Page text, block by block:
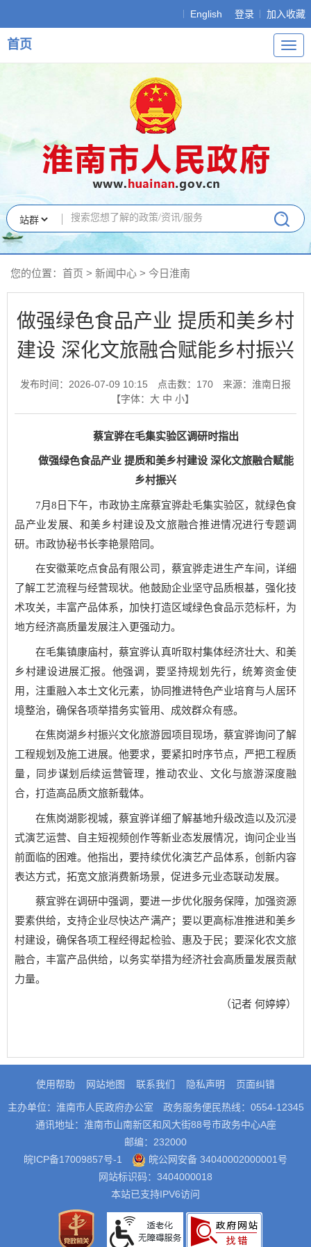
English 登录 加入收藏
导
航
首页
您的位置： 首页 > 新闻中心 > 今日淮南
做强绿色食品产业 提质和美乡村
建设 深化文旅融合赋能乡村振兴
发布时间：2026-07-09 10:15 点击数： 170
来源：淮南日报
【字体： 大 中 小】
蔡宜骅在毛集实验区调研时指出
做强绿色食品产业 提质和美乡村建设 深化文旅融合赋能
乡村振兴
7月8日下午，市政协主席蔡宜骅赴毛集实验区，就绿色食
品产业发展、和美乡村建设及文旅融合推进情况进行专题调
研。市政协秘书长李艳景陪同。
在安徽莱吃点食品有限公司，蔡宜骅走进生产车间，详细
了解工艺流程与经营现状。他鼓励企业坚守品质根基，强化技
术攻关，丰富产品体系，加快打造区域绿色食品示范标杆，为
地方经济高质量发展注入更强动力。
在毛集镇康庙村，蔡宜骅认真听取村集体经济壮大、和美
乡村建设进展汇报。他强调，要坚持规划先行，统筹资金使
用，注重融入本土文化元素，协同推进特色产业培育与人居环
境整治，确保各项举措务实管用、成效群众有感。
在焦岗湖乡村振兴文化旅游园项目现场，蔡宜骅询问了解
工程规划及施工进展。他要求，要紧扣时序节点，严把工程质
量，同步谋划后续运营管理，推动农业、文化与旅游深度融
合，打造高品质文旅新载体。
在焦岗湖影视城，蔡宜骅详细了解基地升级改造以及沉浸
式演艺运营、自主短视频创作等新业态发展情况，询问企业当
前面临的困难。他指出，要持续优化演艺产品体系，创新内容
表达方式，拓宽文旅消费新场景，促进多元业态联动发展。
蔡宜骅在调研中强调，要进一步优化服务保障，加强资源
要素供给，支持企业尽快达产满产；要以更高标准推进和美乡
村建设，确保各项工程经得起检验、惠及于民；要深化农文旅
融合，丰富产品供给，以务实举措为经济社会高质量发展贡献
力量。
（记者 何婷婷）
使用帮助 网站地图 联系我们 隐私声明 页面纠错
主办单位：淮南市人民政府办公室
政务服务便民热线：0554-12345
通讯地址：淮南市山南新区和风大街88号市政务中心A座
邮编：232000
皖ICP备17009857号-1
皖公网安备 34040002000001号
网站标识码：3404000018
本站已支持IPV6访问